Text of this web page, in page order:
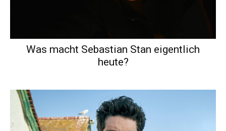
Was macht Sebastian Stan eigentlich
heute?